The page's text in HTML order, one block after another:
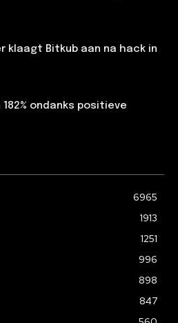
klaagt Bitkub aan na hack in
ondanks positieve
6965
1913
1251
996
898
847